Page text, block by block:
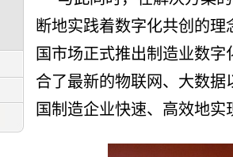
断地实践着数字化共创的
国市场正式推出制造业数
合了最新的物联网、大数
国制造企业快速、高效地实